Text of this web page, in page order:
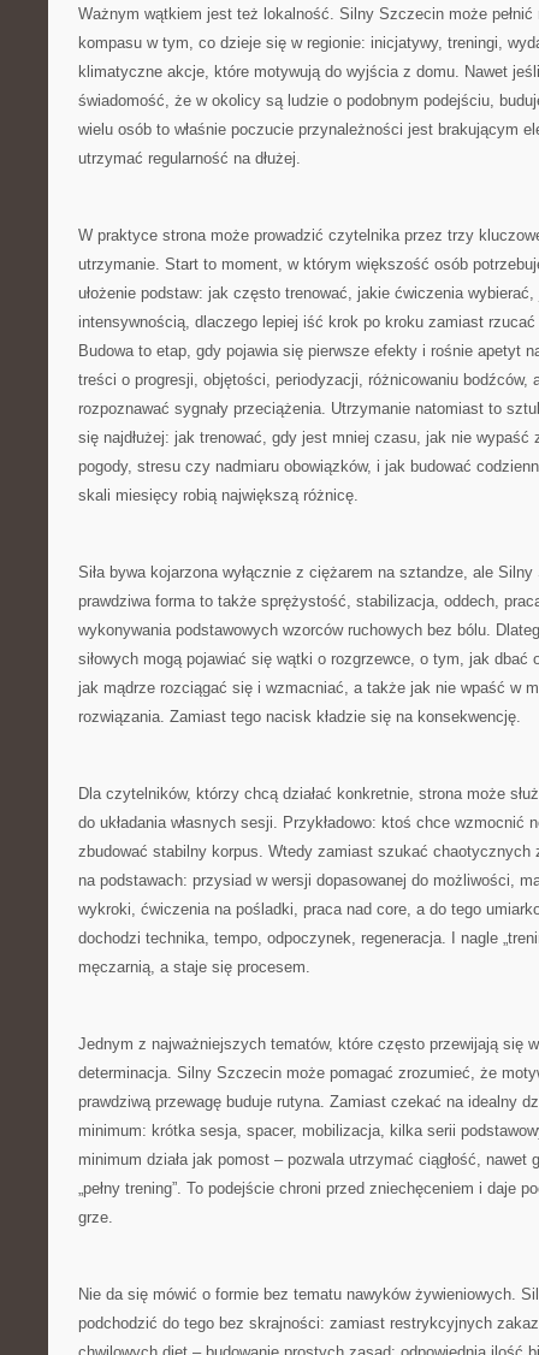
Ważnym wątkiem jest też lokalność. Silny Szczecin może pełnić
kompasu w tym, co dzieje się w regionie: inicjatywy, treningi,
klimatyczne akcje, które motywują do wyjścia z domu. Nawet
świadomość, że w okolicy są ludzie o podobnym podejściu,
wielu osób to właśnie poczucie przynależności jest brakującym
utrzymać regularność na dłużej.
W praktyce strona może prowadzić czytelnika przez trzy
utrzymanie. Start to moment, w którym większość osób
ułożenie podstaw: jak często trenować, jakie ćwiczenia
intensywnością, dlaczego lepiej iść krok po kroku zamiast rzucać
Budowa to etap, gdy pojawia się pierwsze efekty i rośnie apetyt
treści o progresji, objętości, periodyzacji, różnicowaniu bodźców,
rozpoznawać sygnały przeciążenia. Utrzymanie natomiast to
się najdłużej: jak trenować, gdy jest mniej czasu, jak nie wypaść
pogody, stresu czy nadmiaru obowiązków, i jak budować
skali miesięcy robią największą różnicę.
Siła bywa kojarzona wyłącznie z ciężarem na sztandze, ale
prawdziwa forma to także sprężystość, stabilizacja, oddech,
wykonywania podstawowych wzorców ruchowych bez bólu.
siłowych mogą pojawiać się wątki o rozgrzewce, o tym, jak dbać
jak mądrze rozciągać się i wzmacniać, a także jak nie wpaść w
rozwiązania. Zamiast tego nacisk kładzie się na konsekwencję.
Dla czytelników, którzy chcą działać konkretnie, strona może
do układania własnych sesji. Przykładowo: ktoś chce wzmocnić
zbudować stabilny korpus. Wtedy zamiast szukać chaotycznych
na podstawach: przysiad w wersji dopasowanej do możliwości,
wykroki, ćwiczenia na pośladki, praca nad core, a do tego
dochodzi technika, tempo, odpoczynek, regeneracja. I nagle
męczarnią, a staje się procesem.
Jednym z najważniejszych tematów, które często przewijają się
determinacja. Silny Szczecin może pomagać zrozumieć, że
prawdziwą przewagę buduje rutyna. Zamiast czekać na idealny
minimum: krótka sesja, spacer, mobilizacja, kilka serii
minimum działa jak pomost – pozwala utrzymać ciągłość, nawet
„pełny trening”. To podejście chroni przed zniechęceniem i daje
grze.
Nie da się mówić o formie bez tematu nawyków żywieniowych.
podchodzić do tego bez skrajności: zamiast restrykcyjnych